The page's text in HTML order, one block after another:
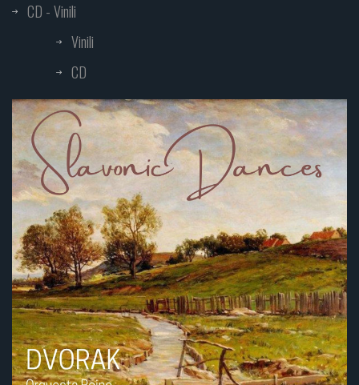
CD - Vinili
Vinili
CD